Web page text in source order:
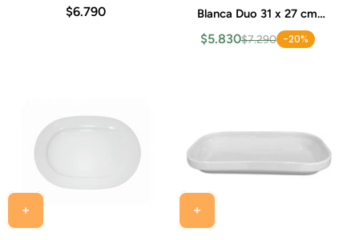
$6.790
Blanca Duo 31 x 27 cm
Costa Verde
$5.830$7.290 -20%